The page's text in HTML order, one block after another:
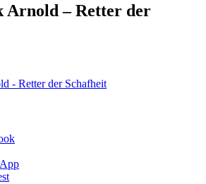
Arnold – Retter der